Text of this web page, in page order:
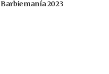
2023